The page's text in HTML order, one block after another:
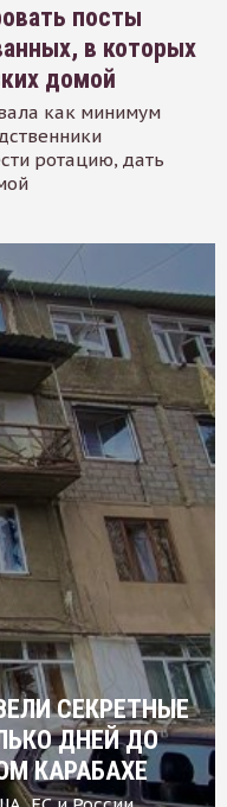
посты
в которых
домой
как минимум
ротацию, дать
СЕКРЕТНЫЕ
ДНЕЙ ДО
КАРАБАХЕ